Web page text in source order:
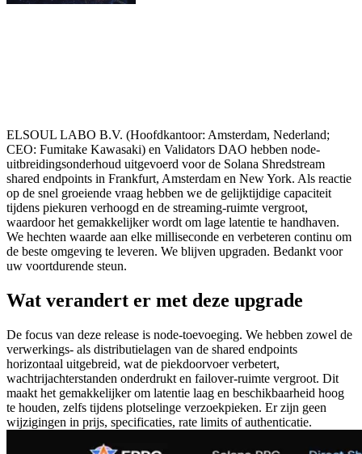
ELSOUL LABO B.V. (Hoofdkantoor: Amsterdam, Nederland;
CEO: Fumitake Kawasaki) en Validators DAO hebben node-
uitbreidingsonderhoud uitgevoerd voor de Solana Shredstream
shared endpoints in Frankfurt, Amsterdam en New York. Als reactie
op de snel groeiende vraag hebben we de gelijktijdige capaciteit
tijdens piekuren verhoogd en de streaming-ruimte vergroot,
waardoor het gemakkelijker wordt om lage latentie te handhaven.
We hechten waarde aan elke milliseconde en verbeteren continu om
de beste omgeving te leveren. We blijven upgraden. Bedankt voor
uw voortdurende steun.
Wat verandert er met deze upgrade
De focus van deze release is node-toevoeging. We hebben zowel de
verwerkings- als distributielagen van de shared endpoints
horizontaal uitgebreid, wat de piekdoorvoer verbetert,
wachtrijachterstanden onderdrukt en failover-ruimte vergroot. Dit
maakt het gemakkelijker om latentie laag en beschikbaarheid hoog
te houden, zelfs tijdens plotselinge verzoekpieken. Er zijn geen
wijzigingen in prijs, specificaties, rate limits of authenticatie.